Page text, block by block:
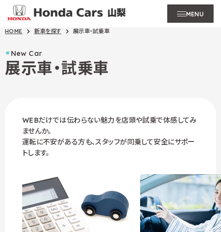
MENU
HOME 新車を探す 展示車・試乗車
New Car
展示車・試乗車
WEBだけでは伝わらない魅力を店頭や試乗で体感してみ
ませんか。
運転に不安がある方も、スタッフが同乗して安全にサポー
トします。